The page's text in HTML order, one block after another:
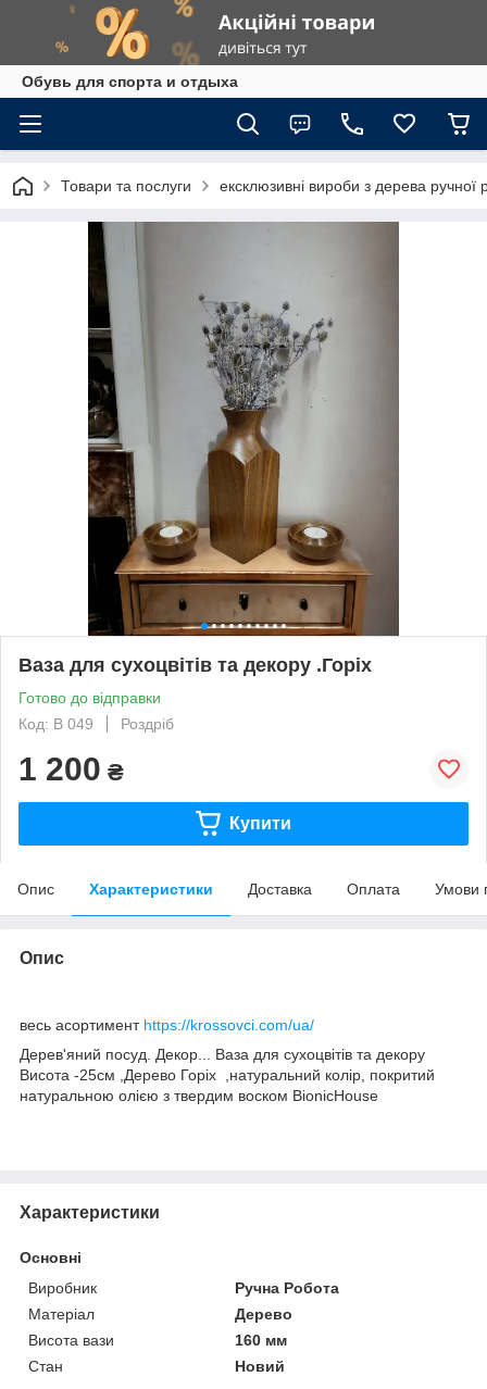
Обувь для спорта и отдыха
Товари та послуги ексклюзивні вироби з дерева ручної
Ваза для сухоцвітів та декору .Горіх
Готово до відправки
Код: В 049
Роздріб
1 200 ₴
Купити
Опис Характеристики Доставка Оплата Умови
Опис
весь асортимент https://krossovci.com/ua/
Дерев'яний посуд. Декор... Ваза для сухоцвітів та декору
Висота -25см ,Дерево Горіх ,натуральний колір, покритий
натуральною олією з твердим воском BionicHouse
Характеристики
Основні
Виробник
Ручна Робота
Матеріал
Дерево
Висота вази
160 мм
Стан
Новий